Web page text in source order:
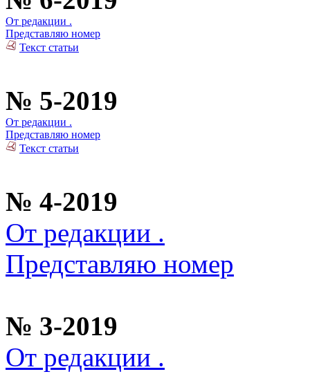
От редакции .
Представляю номер
Текст статьи
№ 5-2019
От редакции .
Представляю номер
Текст статьи
№ 4-2019
От редакции .
Представляю номер
№ 3-2019
От редакции .